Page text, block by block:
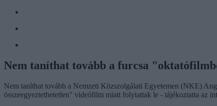
Nem taníthat tovább a furcsa
Nem taníthat tovább a Nemzeti Közszolgálati Egyetemen (NKE)
összeegyeztethetetlen" videófilm miatt folytattak le - tájékoztatta az